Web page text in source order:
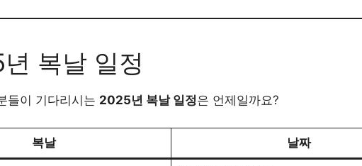
복날 일정
들이 기다리시는 2025년 복날 일정은 언제일까요?
복날 날짜